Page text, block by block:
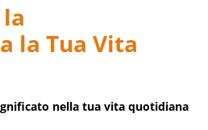
la Tua Vita
nella tua vita quotidiana